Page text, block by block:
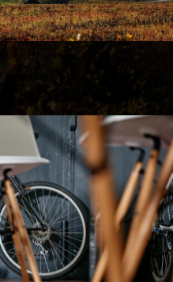
| Genussvolle
Weinberge | Uriger